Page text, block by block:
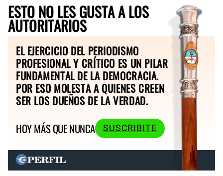
ESTO NO LES GUSTA A LOS
AUTORITARIOS
EL EJERCICIO DEL PERIODISMO
PROFESIONAL Y CRÍTICO ES UN PILAR
FUNDAMENTAL DE LA DEMOCRACIA.
POR ESO MOLESTA A QUIENES CREEN
SER LOS DUEÑOS DE LA VERDAD.
HOY MÁS QUE NUNCA
SUSCRIBITE